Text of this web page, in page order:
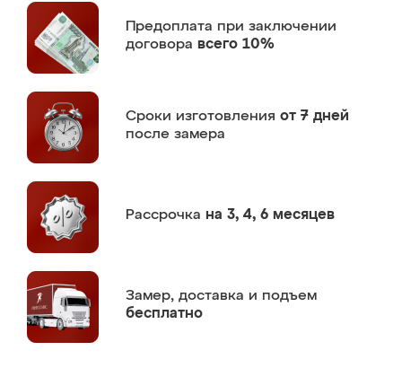
Предоплата при заключении
договора всего 10%
Сроки изготовления от 7 дней
после замера
Рассрочка на 3, 4, 6 месяцев
Замер, доставка и подъем
бесплатно